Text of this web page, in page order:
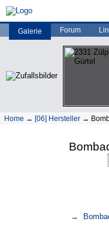
Galerie Forum
Home → [06] Hersteller →
→